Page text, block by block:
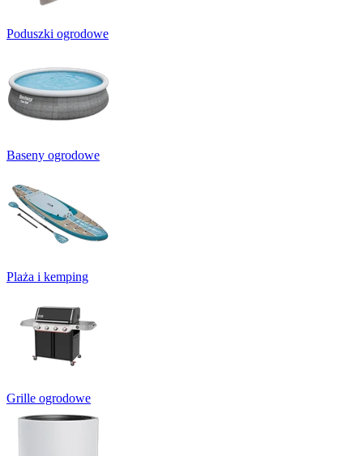
Poduszki ogrodowe
Baseny ogrodowe
Plaża i kemping
Grille ogrodowe